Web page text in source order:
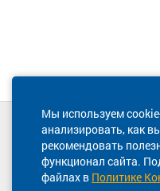
Мы используем
анализировать, как
рекомендовать
функционал сайта.
файлах в Политике
8 800